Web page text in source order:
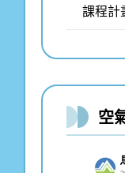
課程計
空